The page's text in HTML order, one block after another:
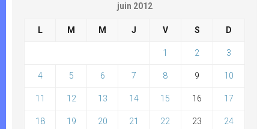
juin 2012
L M M J V S D
1 2 3
4 5 6 7 8 9 10
11 12 13 14 15 16 17
18 19 20 21 22 23 24